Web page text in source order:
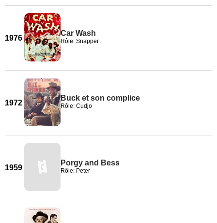
1976
Car Wash
Rôle: Snapper
1972
Buck et son complice
Rôle: Cudjo
1959
Porgy and Bess
Rôle: Peter